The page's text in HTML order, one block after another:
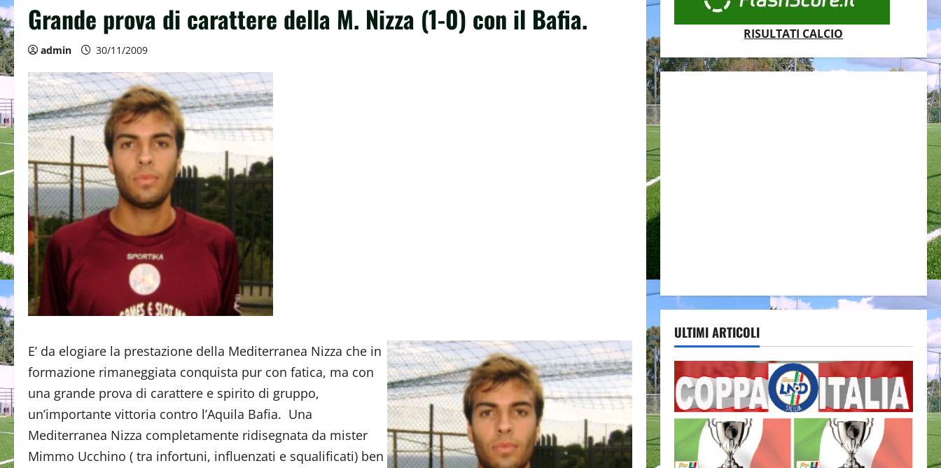
Grande prova di carattere della M. Nizza (1-0) con il Bafia.
admin 30/11/2009
E’ da elogiare la prestazione della Mediterranea Nizza che in
formazione rimaneggiata conquista pur con fatica, ma con
una grande prova di carattere e spirito di gruppo,
un’importante vittoria contro l’Aquila Bafia. Una
Mediterranea Nizza completamente ridisegnata da mister
Mimmo Ucchino ( tra infortuni, influenzati e squalificati) ben
RISULTATI CALCIO
ULTIMI ARTICOLI